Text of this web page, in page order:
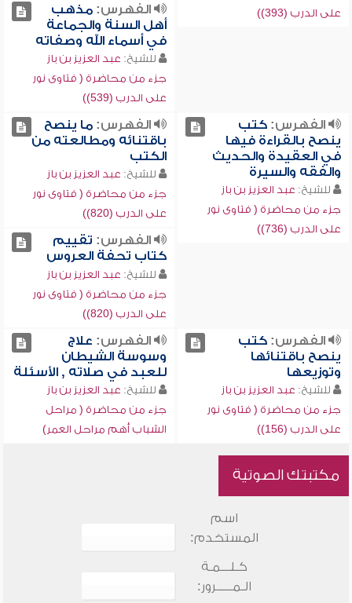
على الدرب (393))
الفهرس:مذهب
أهل السنة والجماعة
في أسماء الله وصفاته
للشيخ: عبد العزيز بن باز
جزء من محاضرة ( فتاوى نور
على الدرب (539))
الفهرس:كتب
ينصح بالقراءة فيها
في العقيدة والحديث
والفقه والسيرة
للشيخ: عبد العزيز بن باز
جزء من محاضرة ( فتاوى نور
على الدرب (736))
الفهرس:ما ينصح
باقتنائه ومطالعته من
الكتب
للشيخ: عبد العزيز بن باز
جزء من محاضرة ( فتاوى نور
على الدرب (820))
الفهرس: تقييم
كتاب تحفة العروس
للشيخ: عبد العزيز بن باز
جزء من محاضرة ( فتاوى نور
على الدرب (820))
الفهرس:كتب
ينصح باقتنائها
وتوزيعها
للشيخ: عبد العزيز بن باز
جزء من محاضرة ( فتاوى نور
على الدرب (156))
الفهرس: علاج
وسوسة الشيطان
للعبد في صلاته , الأسئلة
للشيخ: عبد العزيز بن باز
جزء من محاضرة ( مراحل
الشباب أهم مراحل العمر)
مكتبتك الصوتية
اسم
المستخدم:
كـلـــمـة
الـمـــــرور: